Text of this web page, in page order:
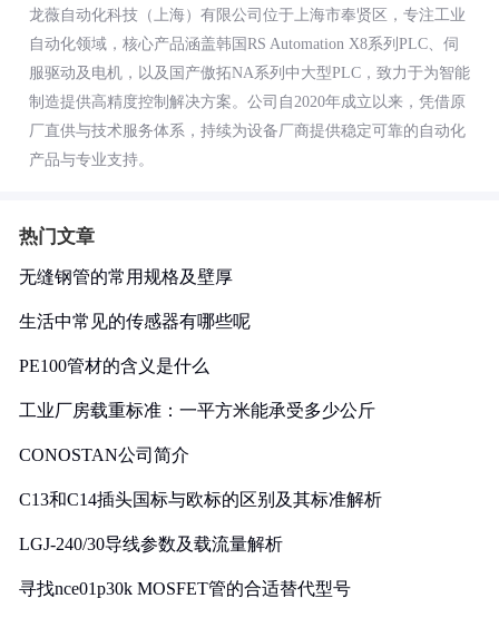
龙薇自动化科技（上海）有限公司位于上海市奉贤区，专注工业
自动化领域，核心产品涵盖韩国RS Automation X8系列PLC、伺
服驱动及电机，以及国产傲拓NA系列中大型PLC，致力于为智能
制造提供高精度控制解决方案。公司自2020年成立以来，凭借原
厂直供与技术服务体系，持续为设备厂商提供稳定可靠的自动化
产品与专业支持。
热门文章
无缝钢管的常用规格及壁厚
生活中常见的传感器有哪些呢
PE100管材的含义是什么
工业厂房载重标准：一平方米能承受多少公斤
CONOSTAN公司简介
C13和C14插头国标与欧标的区别及其标准解析
LGJ-240/30导线参数及载流量解析
寻找nce01p30k MOSFET管的合适替代型号